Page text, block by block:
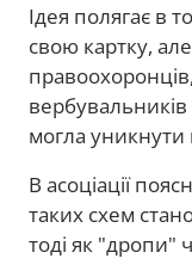
Ідея полягає в
свою картку,
могла
В асоціації
таких схем
тоді як "дропи"